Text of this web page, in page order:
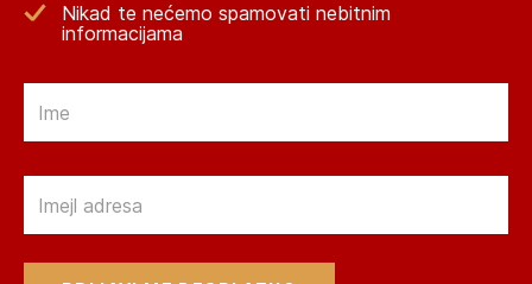
Nikad te nećemo spamovati nebitnim
informacijama